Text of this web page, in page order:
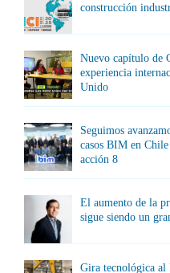
construcción
Nuevo capítulo de
experiencia
Unido
Seguimos
casos BIM en
acción 8
El aumento de la
sigue siendo un
Gira tecnológica al